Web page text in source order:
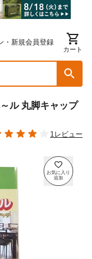
・新規会員登録
カート
ル 丸脚キャップ
1レビュー